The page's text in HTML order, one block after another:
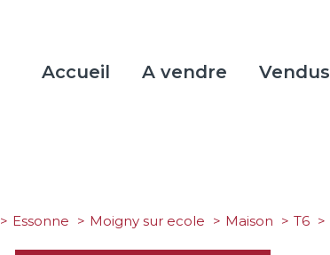
Accueil A vendre Vendus
Essonne Moigny sur ecole Maison T6